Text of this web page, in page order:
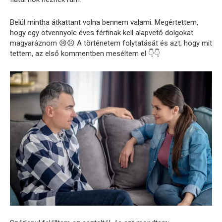
Belül mintha átkattant volna bennem valami. Megértettem,
hogy egy ötvennyolc éves férfinak kell alapvető dolgokat
magyaráznom 😢☹️ A történetem folytatását és azt, hogy mit
tettem, az első kommentben meséltem el 👇👇